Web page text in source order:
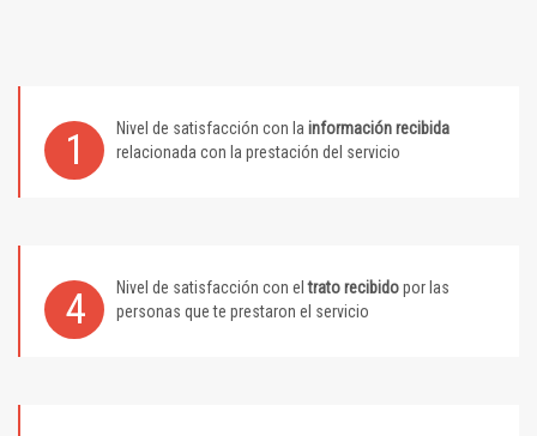
1 Nivel de satisfacción con la información recibida
relacionada con la prestación del servicio
4 Nivel de satisfacción con eltrato recibidopor las
personas que te prestaron el servicio